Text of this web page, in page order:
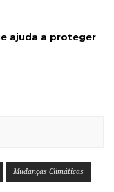
ajuda a proteger
Mudanças Climáticas